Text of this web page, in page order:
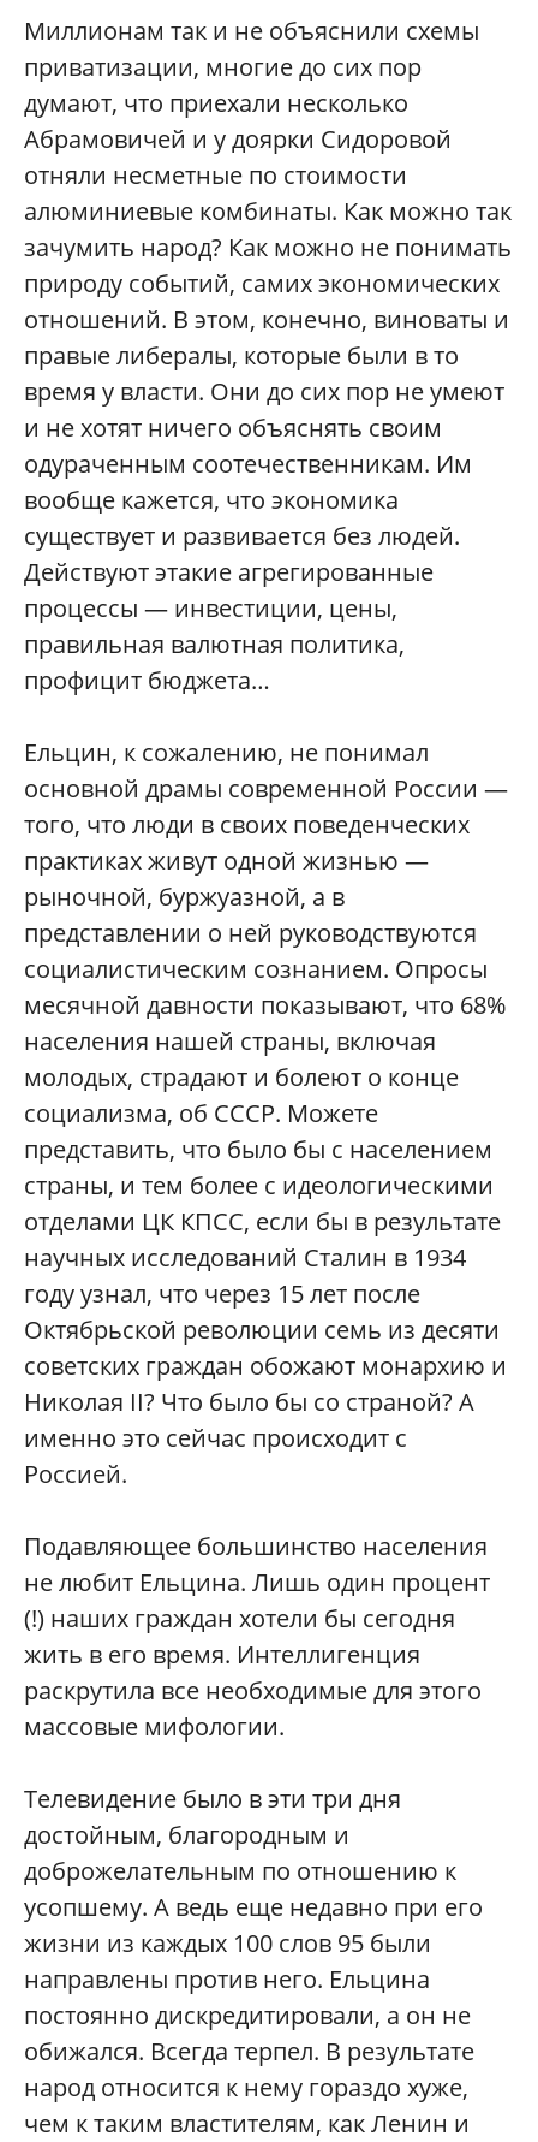
Миллионам так и не объяснили схемы
приватизации, многие до сих пор
думают, что приехали несколько
Абрамовичей и у доярки Сидоровой
отняли несметные по стоимости
алюминиевые комбинаты. Как можно так
зачумить народ? Как можно не понимать
природу событий, самих экономических
отношений. В этом, конечно, виноваты и
правые либералы, которые были в то
время у власти. Они до сих пор не умеют
и не хотят ничего объяснять своим
одураченным соотечественникам. Им
вообще кажется, что экономика
существует и развивается без людей.
Действуют этакие агрегированные
процессы — инвестиции, цены,
правильная валютная политика,
профицит бюджета…
Ельцин, к сожалению, не понимал
основной драмы современной России —
того, что люди в своих поведенческих
практиках живут одной жизнью —
рыночной, буржуазной, а в
представлении о ней руководствуются
социалистическим сознанием. Опросы
месячной давности показывают, что 68%
населения нашей страны, включая
молодых, страдают и болеют о конце
социализма, об СССР. Можете
представить, что было бы с населением
страны, и тем более с идеологическими
отделами ЦК КПСС, если бы в результате
научных исследований Сталин в 1934
году узнал, что через 15 лет после
Октябрьской революции семь из десяти
советских граждан обожают монархию и
Николая II? Что было бы со страной? А
именно это сейчас происходит с
Россией.
Подавляющее большинство населения
не любит Ельцина. Лишь один процент
(!) наших граждан хотели бы сегодня
жить в его время. Интеллигенция
раскрутила все необходимые для этого
массовые мифологии.
Телевидение было в эти три дня
достойным, благородным и
доброжелательным по отношению к
усопшему. А ведь еще недавно при его
жизни из каждых 100 слов 95 были
направлены против него. Ельцина
постоянно дискредитировали, а он не
обижался. Всегда терпел. В результате
народ относится к нему гораздо хуже,
чем к таким властителям, как Ленин и